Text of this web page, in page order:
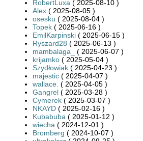
RobertLuxa ( 2025-08-10 )
Alex ( 2025-08-05 )
osesku ( 2025-08-04 )
Topek ( 2025-06-16 )
EmilKarpinski ( 2025-06-15 )
Ryszard28 ( 2025-06-13 )
mambalaga_
( 2025-06-07 )
krijamko ( 2025-05-04 )
Szydłowiak ( 2025-04-23 )
majestic ( 2025-04-07 )
wallace. ( 2025-04-05 )
Gangrel ( 2025-03-28 )
Cymerek ( 2025-03-07 )
NKAYD ( 2025-02-16 )
Kubabuba ( 2025-01-12 )
wiecha ( 2024-12-01 )
Bromberg ( 2024-10-07 )